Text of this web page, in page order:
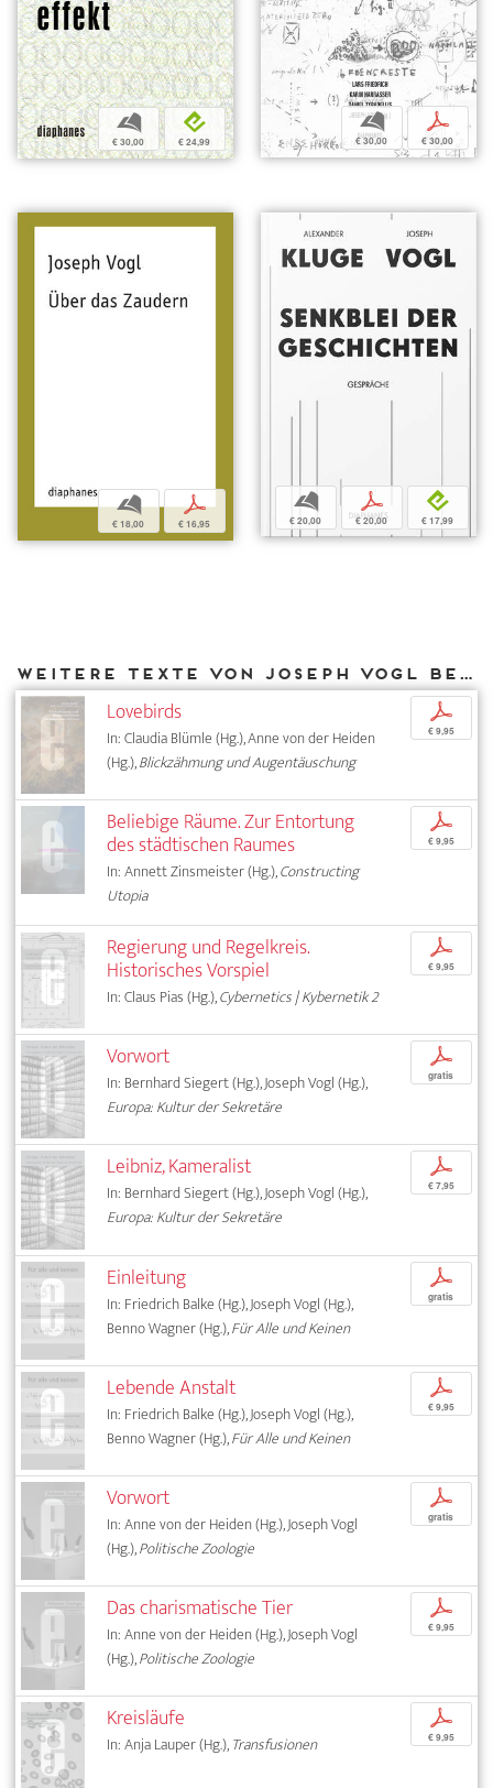
b
€ 30,00
e
€ 24,99
b
€ 30,00
p
€ 30,00
b
€ 18,00
p
€ 16,95
b
€ 20,00
p
€ 20,00
e
€ 17,99
Weitere Texte von Joseph Vogl bei DIAPHANES
Lovebirds
In: Claudia Blümle (Hg.), Anne von der Heiden
(Hg.),Blickzähmung und Augentäuschung
p
€ 9,95
Beliebige Räume. Zur Entortung
des städtischen Raumes
In: Annett Zinsmeister (Hg.),Constructing
Utopia
p
€ 9,95
Regierung und Regelkreis.
Historisches Vorspiel
In: Claus Pias (Hg.),Cybernetics | Kybernetik 2
p
€ 9,95
Vorwort
In: Bernhard Siegert (Hg.), Joseph Vogl (Hg.),
Europa: Kultur der Sekretäre
p
gratis
Leibniz, Kameralist
In: Bernhard Siegert (Hg.), Joseph Vogl (Hg.),
Europa: Kultur der Sekretäre
p
€ 7,95
Einleitung
In: Friedrich Balke (Hg.), Joseph Vogl (Hg.),
Benno Wagner (Hg.),Für Alle und Keinen
p
gratis
Lebende Anstalt
In: Friedrich Balke (Hg.), Joseph Vogl (Hg.),
Benno Wagner (Hg.),Für Alle und Keinen
p
€ 9,95
Vorwort
In: Anne von der Heiden (Hg.), Joseph Vogl
(Hg.),Politische Zoologie
p
gratis
Das charismatische Tier
In: Anne von der Heiden (Hg.), Joseph Vogl
(Hg.),Politische Zoologie
p
€ 9,95
Kreisläufe
In: Anja Lauper (Hg.),Transfusionen
p
€ 9,95